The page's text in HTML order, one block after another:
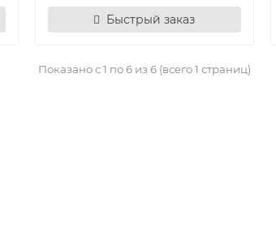
Быстрый заказ
Показано с 1 по 6 из 6 (всего 1 страниц)